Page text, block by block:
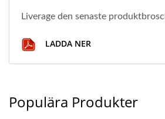
Liverage den senaste
LADDA NER
Populära Produkter